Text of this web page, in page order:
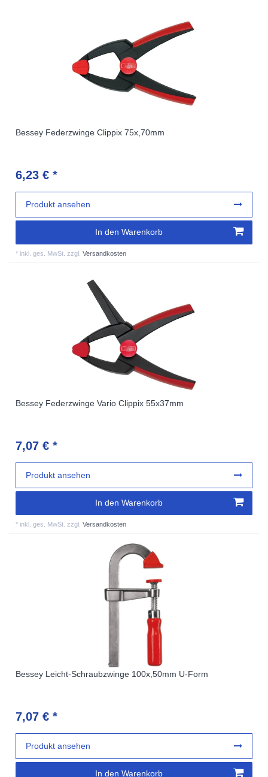
Bessey Federzwinge Clippix 75x,70mm
6,23 € *
In den Warenkorb
* inkl. ges. MwSt. zzgl.Versandkosten
Produkt ansehen
Bessey Federzwinge Vario Clippix 55x37mm
7,07 € *
In den Warenkorb
* inkl. ges. MwSt. zzgl.Versandkosten
Produkt ansehen
Bessey Leicht-Schraubzwinge 100x,50mm U-Form
7,07 € *
In den Warenkorb
Produkt ansehen